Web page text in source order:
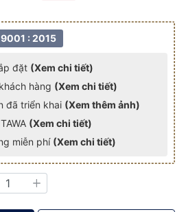
9001 : 2015
đặt (Xem chi tiết)
hàng (Xem chi tiết)
đã triển khai (Xem thêm ảnh)
(Xem chi tiết)
miễn phí (Xem chi tiết)
Tăng